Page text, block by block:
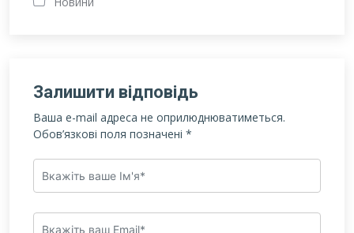
Залишити відповідь
Ваша e-mail адреса не оприлюднюватиметься.
Обов’язкові поля позначені *